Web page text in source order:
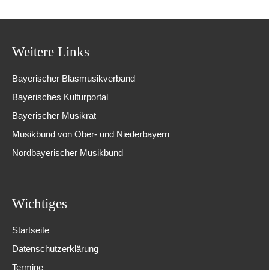
Weitere Links
Bayerischer Blasmusikverband
Bayerisches Kulturportal
Bayerischer Musikrat
Musikbund von Ober- und Niederbayern
Nordbayerischer Musikbund
Wichtiges
Startseite
Datenschutzerklärung
Termine